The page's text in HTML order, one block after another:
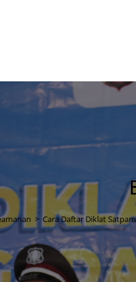
> Cara Daftar Diklat